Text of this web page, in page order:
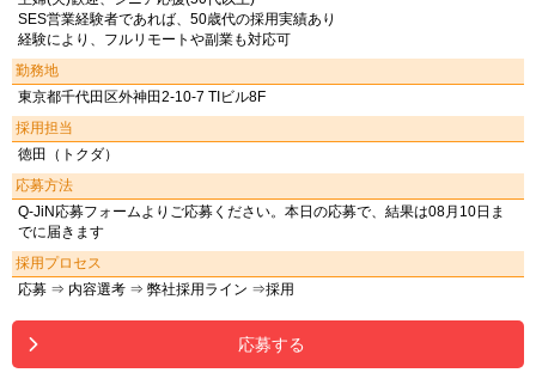
SES営業経験者であれば、50歳代の採用実績あり
経験により、フルリモートや副業も対応可
勤務地
東京都千代田区外神田2-10-7 TIビル8F
採用担当
徳田（トクダ）
応募方法
Q-JiN応募フォームよりご応募ください。本日の応募で、結果は08月10日ま
でに届きます
採用プロセス
応募 ⇒ 内容選考 ⇒ 弊社採用ライン ⇒採用
応募する